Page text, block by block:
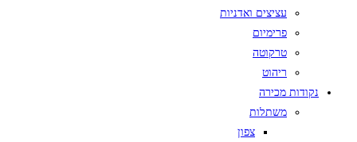
עציצים ואדניות
פרימיום
טרקוטה
ריהוט
נקודות מכירה
משתלות
צפון